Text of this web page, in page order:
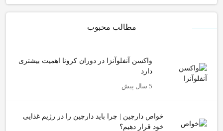
مطالب محبوب
واکسن آنفلوآنزا در دوران کرونا اهمیت بیشتری
دارد
5 سال پیش
خواص دارچین | چرا باید دارچین را در رژیم غذایی
خود قرار دهیم؟